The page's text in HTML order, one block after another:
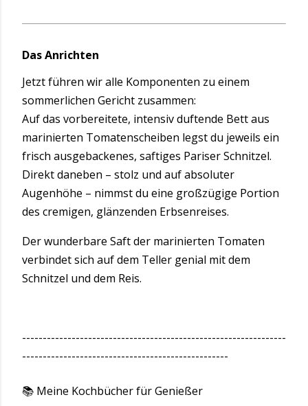
Das Anrichten
Jetzt führen wir alle Komponenten zu einem
sommerlichen Gericht zusammen:
Auf das vorbereitete, intensiv duftende Bett aus
marinierten Tomatenscheiben legst du jeweils ein
frisch ausgebackenes, saftiges Pariser Schnitzel.
Direkt daneben – stolz und auf absoluter
Augenhöhe – nimmst du eine großzügige Portion
des cremigen, glänzenden Erbsenreises.
Der wunderbare Saft der marinierten Tomaten
verbindet sich auf dem Teller genial mit dem
Schnitzel und dem Reis.
----------------------------------------------------------------
--------------------------------------------------
📚 Meine Kochbücher für Genießer